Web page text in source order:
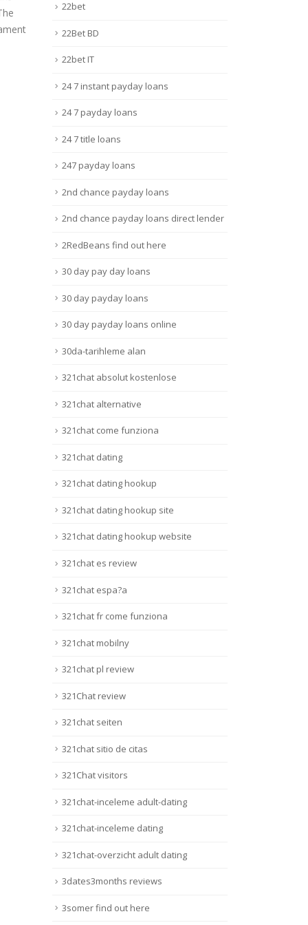
Juil
Lire la suite
22bet
22Bet BD
22bet IT
24 7 instant payday loans
24 7 payday loans
24 7 title loans
247 payday loans
2nd chance payday loans
2nd chance payday loans direct lender
2RedBeans find out here
30 day pay day loans
30 day payday loans
30 day payday loans online
30da-tarihleme alan
321chat absolut kostenlose
321chat alternative
321chat come funziona
321chat dating
321chat dating hookup
321chat dating hookup site
321chat dating hookup website
321chat es review
321chat espa?a
321chat fr come funziona
321chat mobilny
321chat pl review
321Chat review
321chat seiten
321chat sitio de citas
321Chat visitors
321chat-inceleme adult-dating
321chat-inceleme dating
321chat-overzicht adult dating
3dates3months reviews
3somer find out here